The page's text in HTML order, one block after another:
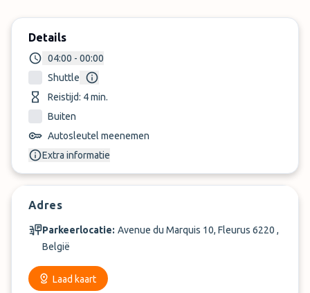
Details
04:00 - 00:00
Shuttle
Reistijd: 4 min.
Buiten
Autosleutel meenemen
Extra informatie
Adres
Parkeerlocatie: Avenue du Marquis 10, Fleurus 6220 ,
België
Laad kaart